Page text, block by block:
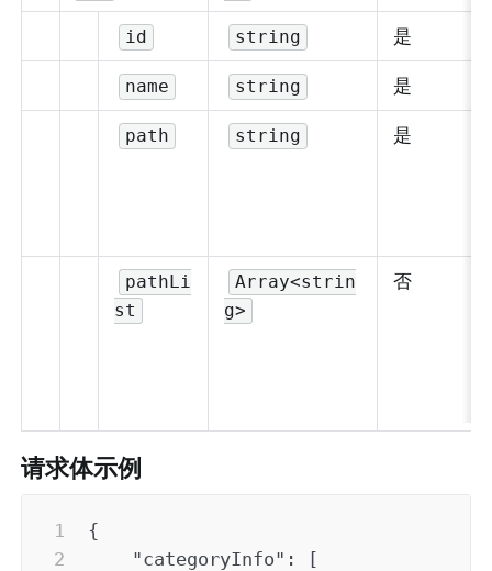
id string 是
name string 是
path string 是
pathLi
st
Array<strin
g>
否
请求体示例
{
"categoryInfo" :
[